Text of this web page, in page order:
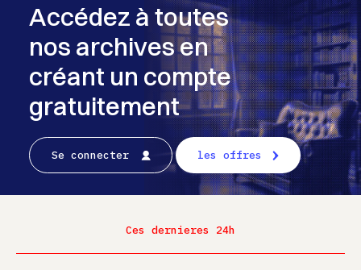
Accédez à toutes
nos archives en
créant un compte
gratuitement
Se connecter les offres
Ces dernieres 24h